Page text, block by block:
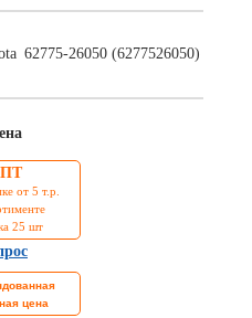
62775-26050 (6277526050)
от 5 т.р.
25 шт
цена